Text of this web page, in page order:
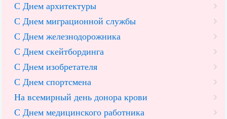
С Днем архитектуры
С Днем миграционной службы
С Днем железнодорожника
С Днем скейтбординга
С Днем изобретателя
С Днем спортсмена
На всемирный день донора крови
С Днем медицинского работника